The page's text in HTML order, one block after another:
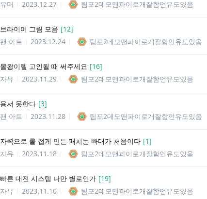
유머
2023.12.27 팀포2데모맨파이로개잘함언유도있음
브라이어 그림 모음 [12]
팬 아트
2023.12.24 팀포2데모맨파이로개잘함언유도있음
몰왕이렐 고인될 때 써주세요 [16]
자유
2023.11.29 팀포2데모맨파이로개잘함언유도있음
용서 못한다 [3]
팬 아트
2023.11.28 팀포2데모맨파이로개잘함언유도있음
자력으로 롤 접게 만든 패치는 빠대가 처음이다 [1]
자유
2023.11.18 팀포2데모맨파이로개잘함언유도있음
빠른 대전 시스템 나만 별로인가 [19]
자유
2023.11.10 팀포2데모맨파이로개잘함언유도있음